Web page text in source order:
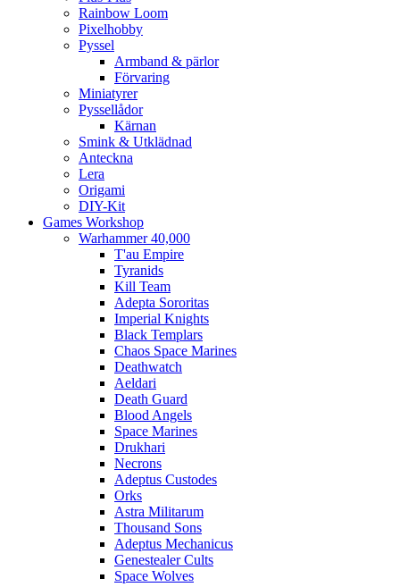
Rainbow Loom
Pixelhobby
Pyssel
Armband & pärlor
Förvaring
Miniatyrer
Pyssellådor
Kärnan
Smink & Utklädnad
Anteckna
Lera
Origami
DIY-Kit
Games Workshop
Warhammer 40,000
T'au Empire
Tyranids
Kill Team
Adepta Sororitas
Imperial Knights
Black Templars
Chaos Space Marines
Deathwatch
Aeldari
Death Guard
Blood Angels
Space Marines
Drukhari
Necrons
Adeptus Custodes
Orks
Astra Militarum
Thousand Sons
Adeptus Mechanicus
Genestealer Cults
Space Wolves